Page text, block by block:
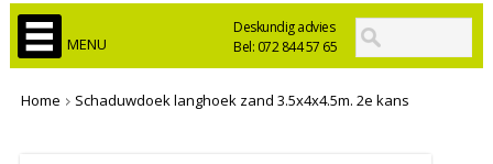
Deskundig advies
Bel: 072 844 57 65
MENU
Home Schaduwdoek langhoek zand 3.5x4x4.5m. 2e kans